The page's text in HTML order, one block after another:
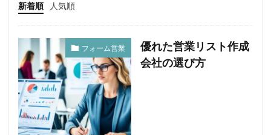
新着順 人気順
フォーム営業
優れた営業リスト作成
会社の選び方